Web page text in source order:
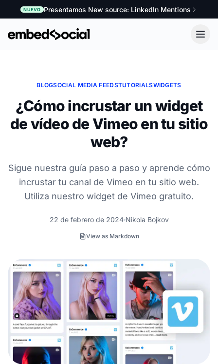
NUEVO Presentamos New source: LinkedIn Mentions
BLOGSOCIAL MEDIA FEEDSTUTORIALSWIDGETS
¿Cómo incrustar un widget
de vídeo de Vimeo en tu sitio
web?
Sigue nuestra guía paso a paso y aprende cómo
incrustar tu canal de Vimeo en tu sitio web.
Utiliza nuestro widget de Vimeo gratuito.
22 de febrero de 2024 Nikola Bojkov
View as Markdown